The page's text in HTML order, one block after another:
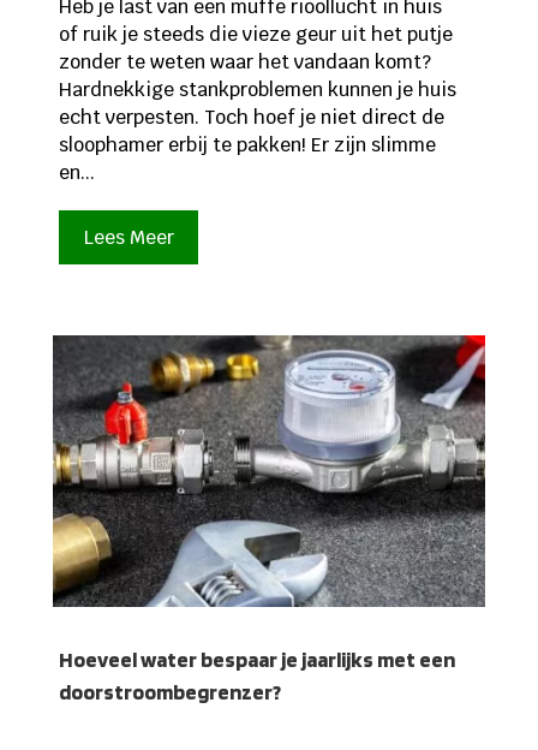
Heb je last van een muffe rioollucht in huis
of ruik je steeds die vieze geur uit het putje
zonder te weten waar het vandaan komt?
Hardnekkige stankproblemen kunnen je huis
echt verpesten. Toch hoef je niet direct de
sloophamer erbij te pakken! Er zijn slimme
en...
Lees Meer
Hoeveel water bespaar je jaarlijks met een
doorstroombegrenzer?